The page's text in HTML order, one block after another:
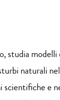
studia
naturali
scientifiche e